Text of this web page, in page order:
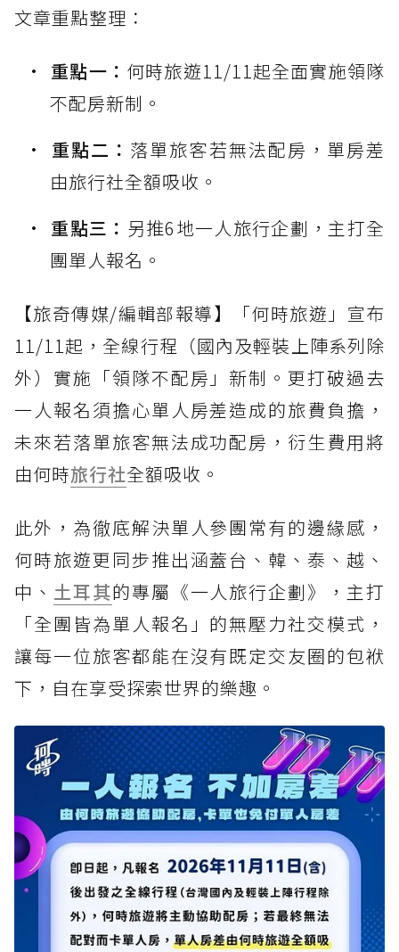
文章重點整理：
重點一： 何時旅遊11/11起全面實施領隊
不配房新制。
重點二： 落單旅客若無法配房，單房差
由旅行社全額吸收。
重點三： 另推6地一人旅行企劃，主打全
團單人報名。
【旅奇傳媒/編輯部報導】「何時旅遊」宣布
11/11起，全線行程（國內及輕裝上陣系列除
外）實施「領隊不配房」新制。更打破過去
一人報名須擔心單人房差造成的旅費負擔，
未來若落單旅客無法成功配房，衍生費用將
由何時旅行社全額吸收。
此外，為徹底解決單人參團常有的邊緣感，
何時旅遊更同步推出涵蓋台、韓、泰、越、
中、 土耳其的專屬《一人旅行企劃》，主打
「全團皆為單人報名」的無壓力社交模式，
讓每一位旅客都能在沒有既定交友圈的包袱
下，自在享受探索世界的樂趣。